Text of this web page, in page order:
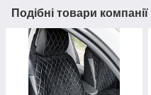
Подібні товари компанії